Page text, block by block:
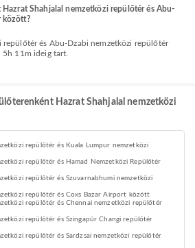
Shahjalal nemzetközi repülőtér és Abu-
között?
11m ideig tart.
Hazrat Shahjalal nemzetközi
repülőtér és Kuala Lumpur nemzetközi
repülőtér és Hamad Nemzetközi Repülőtér
repülőtér és Szuvarnabhumi nemzetközi
repülőtér és Coxs Bazar Airport között
repülőtér és Chennai nemzetközi repülőtér
repülőtér és Szingapúr Changi repülőtér
repülőtér és Sardzsai nemzetközi repülőtér